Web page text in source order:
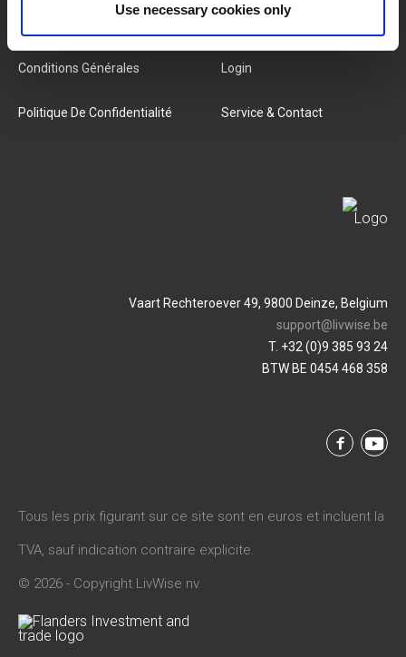
Use necessary cookies only
Conditions Générales
Politique De Confidentialité
MY LIVWISE-PRO LOGIN
Login
Service & Contact
Vaart Rechteroever 49, 9800 Deinze, Belgium
support@livwise.be
T. +32 (0)9 385 93 24
BTW BE 0454 468 358
Tous les prix figurant sur ce site sont en euros et incluent la
TVA, sauf indication contraire explicite.
© 2026 - Copyright LivWise nv